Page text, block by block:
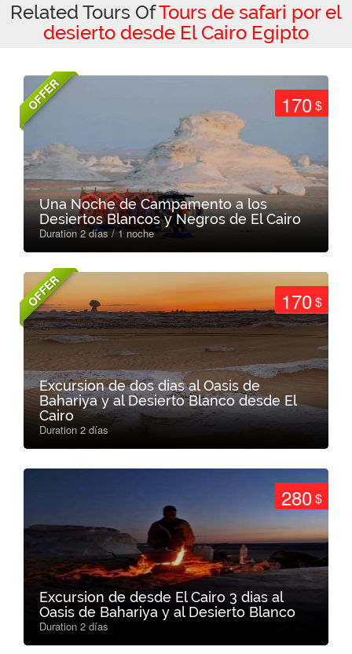
Related Tours OfTours de safari por el
desierto desde El Cairo Egipto
OFFER 170$
Una Noche de Campamento a los
Desiertos Blancos y Negros de El Cairo
Duration 2 días / 1 noche
OFFER 170$
Excursion de dos dias al Oasis de
Bahariya y al Desierto Blanco desde El
Cairo
Duration 2 días
280$
Excursion de desde El Cairo 3 dias al
Oasis de Bahariya y al Desierto Blanco
Duration 2 días